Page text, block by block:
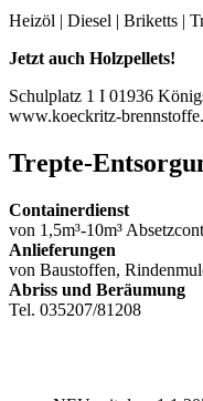
Heizöl | Diesel | Briketts |
Jetzt auch Holzpellets!
Schulplatz 1 I 01936
www.koeckritz-
Trepte-
Containerdienst
von 1,5m³-10m³
Anlieferungen
von Baustoffen,
Abriss und Beräumung
Tel. 035207/81208